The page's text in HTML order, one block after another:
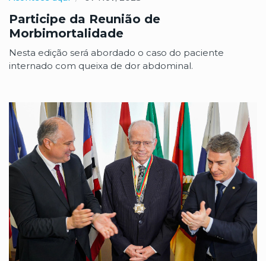
Participe da Reunião de
Morbimortalidade
Nesta edição será abordado o caso do paciente
internado com queixa de dor abdominal.